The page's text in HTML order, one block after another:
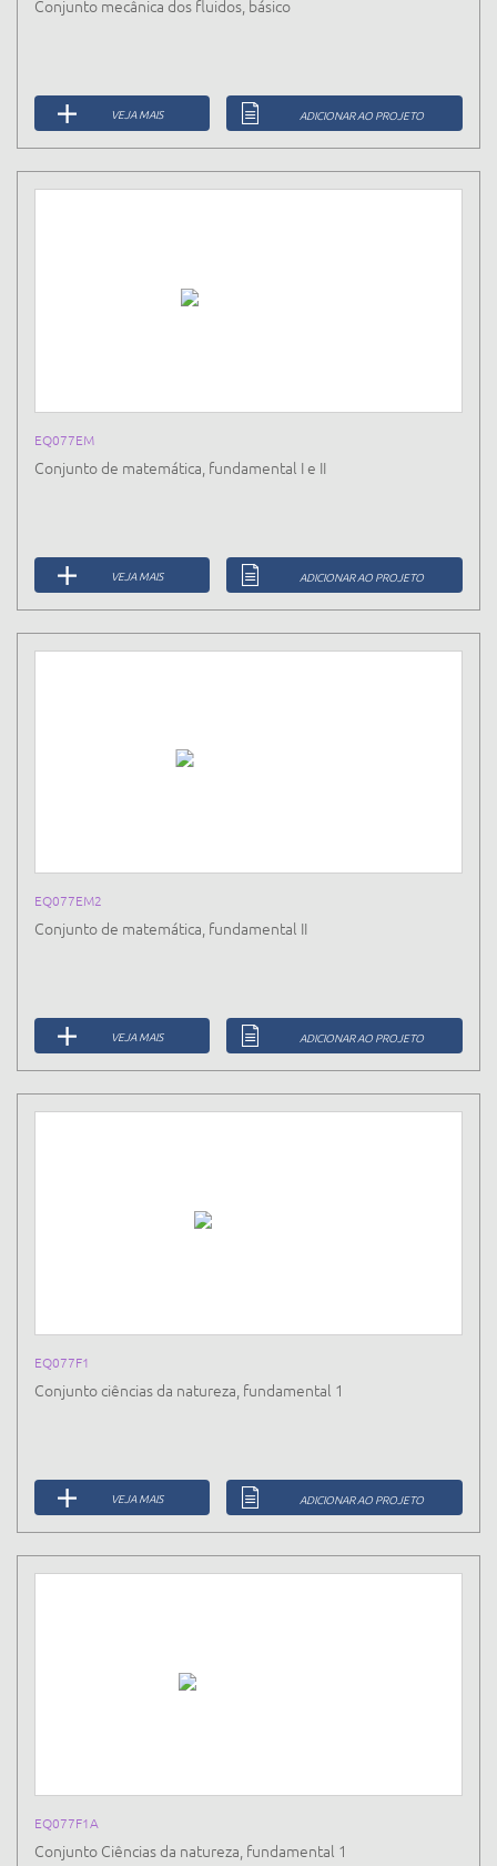
Conjunto mecânica dos fluidos, básico
VEJA MAIS ADICIONAR AO PROJETO
EQ077EM
Conjunto de matemática, fundamental I e II
VEJA MAIS ADICIONAR AO PROJETO
EQ077EM2
Conjunto de matemática, fundamental II
VEJA MAIS ADICIONAR AO PROJETO
EQ077F1
Conjunto ciências da natureza, fundamental 1
VEJA MAIS ADICIONAR AO PROJETO
EQ077F1A
Conjunto Ciências da natureza, fundamental 1